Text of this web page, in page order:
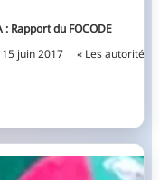
Rapport du FOCODE
15 juin 2017 « Les